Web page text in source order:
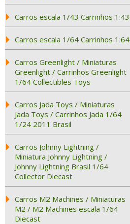
Carros escala 1/43 Carrinhos 1:43
Carros escala 1/64 Carrinhos 1:64
Carros Greenlight / Miniaturas
Greenlight / Carrinhos Greenlight
1/64 Collectibles Toys
Carros Jada Toys / Miniaturas
Jada Toys / Carrinhos Jada 1/64
1/24 2011 Brasil
Carros Johnny Lightning /
Miniatura Johnny Lightning /
Johnny Lightning Brasil 1/64
Collector Diecast
Carros M2 Machines / Miniaturas
M2 / M2 Machines escala 1/64
Diecast